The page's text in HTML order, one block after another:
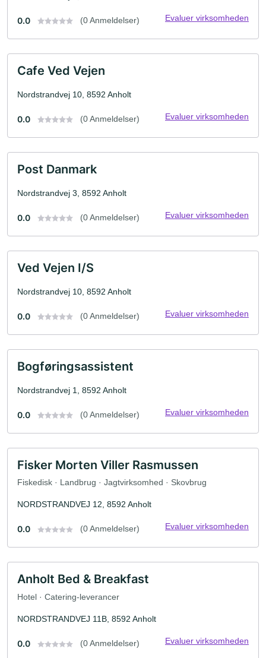
0.0 (0 Anmeldelser) Evaluer virksomheden
Cafe Ved Vejen
Nordstrandvej 10, 8592 Anholt
0.0 (0 Anmeldelser) Evaluer virksomheden
Post Danmark
Nordstrandvej 3, 8592 Anholt
0.0 (0 Anmeldelser) Evaluer virksomheden
Ved Vejen I/S
Nordstrandvej 10, 8592 Anholt
0.0 (0 Anmeldelser) Evaluer virksomheden
Bogføringsassistent
Nordstrandvej 1, 8592 Anholt
0.0 (0 Anmeldelser) Evaluer virksomheden
Fisker Morten Viller Rasmussen
Fiskedisk · Landbrug · Jagtvirksomhed · Skovbrug
NORDSTRANDVEJ 12, 8592 Anholt
0.0 (0 Anmeldelser) Evaluer virksomheden
Anholt Bed & Breakfast
Hotel · Catering-leverancer
NORDSTRANDVEJ 11B, 8592 Anholt
0.0 (0 Anmeldelser) Evaluer virksomheden